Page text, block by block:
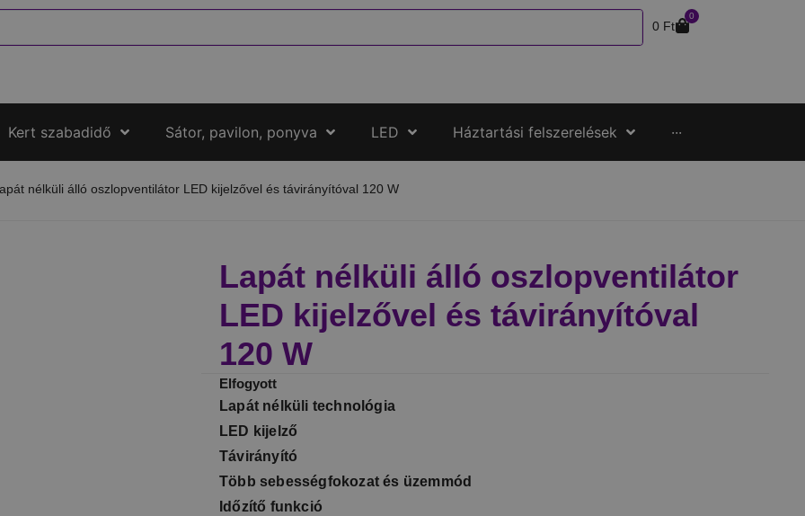
0 Ft
0
Kert szabadidő Sátor, pavilon, ponyva LED Háztartási felszerelések ···
nélküli álló oszlopventilátor LED kijelzővel és távirányítóval 120 W
Lapát nélküli álló oszlopventilátor
LED kijelzővel és távirányítóval
120 W
Elfogyott
Lapát nélküli technológia
LED kijelző
Távirányító
Több sebességfokozat és üzemmód
Időzítő funkció